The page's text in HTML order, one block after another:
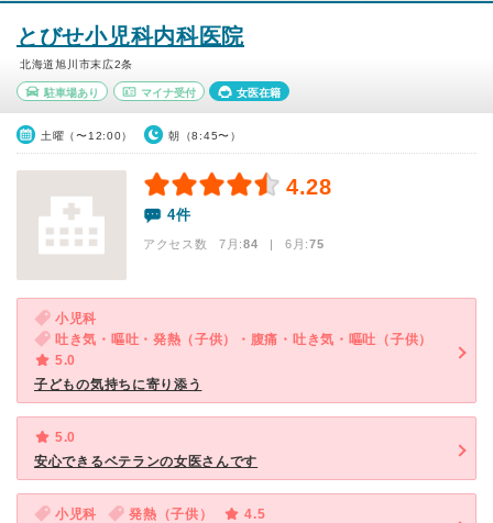
とびせ小児科内科医院
北海道旭川市末広2条
駐車場あり マイナ受付 女医在籍
土曜（〜12:00） 朝（8:45〜）
4.28
4件
アクセス数 7月:84 | 6月:75
小児科
吐き気・嘔吐・発熱（子供）・腹痛・吐き気・嘔吐（子供）
5.0
子どもの気持ちに寄り添う
5.0
安心できるベテランの女医さんです
小児科 発熱（子供）
4.5